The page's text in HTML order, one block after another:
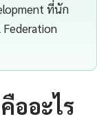
ที่นัก
ออะไร